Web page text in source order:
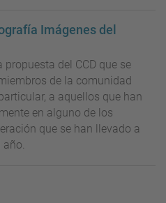
Imágenes del
propuesta del CCD que se
de la comunidad
a aquellos que han
en alguno de los
que se han llevado a
año.